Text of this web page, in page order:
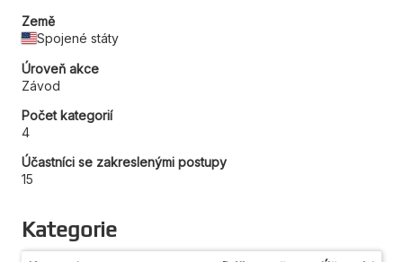
Země
Spojené státy
Úroveň akce
Závod
Počet kategorií
4
Účastníci se zakreslenými postupy
15
Kategorie